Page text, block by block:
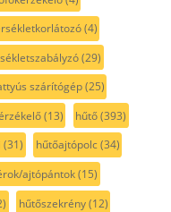
(4)
(29)
szárítógép(25)
(13) hűtő(393)
(31) hűtőajtópolc(34)
ajtópántok(15)
hűtőszekrény(12)